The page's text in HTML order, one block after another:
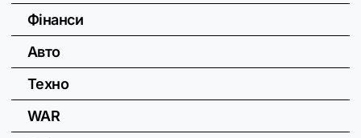
Фінанси
Авто
Техно
WAR